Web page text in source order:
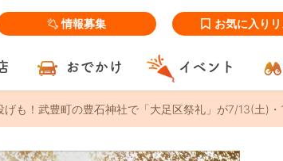
情報募集 お気に入り
おでかけ イベント
げも！武豊町の豊石神社で「大足区祭礼」が7/13(土)